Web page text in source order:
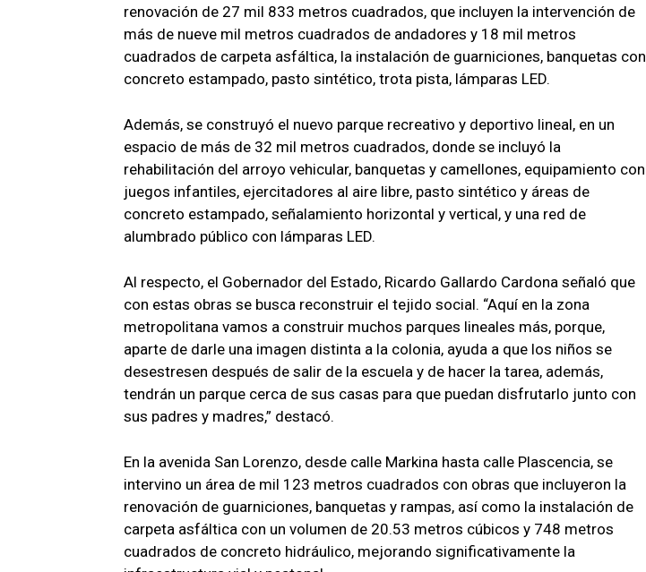
renovación de 27 mil 833 metros cuadrados, que incluyen la intervención de
más de nueve mil metros cuadrados de andadores y 18 mil metros
cuadrados de carpeta asfáltica, la instalación de guarniciones, banquetas con
concreto estampado, pasto sintético, trota pista, lámparas LED.
Además, se construyó el nuevo parque recreativo y deportivo lineal, en un
espacio de más de 32 mil metros cuadrados, donde se incluyó la
rehabilitación del arroyo vehicular, banquetas y camellones, equipamiento con
juegos infantiles, ejercitadores al aire libre, pasto sintético y áreas de
concreto estampado, señalamiento horizontal y vertical, y una red de
alumbrado público con lámparas LED.
Al respecto, el Gobernador del Estado, Ricardo Gallardo Cardona señaló que
con estas obras se busca reconstruir el tejido social. “Aquí en la zona
metropolitana vamos a construir muchos parques lineales más, porque,
aparte de darle una imagen distinta a la colonia, ayuda a que los niños se
desestresen después de salir de la escuela y de hacer la tarea, además,
tendrán un parque cerca de sus casas para que puedan disfrutarlo junto con
sus padres y madres,” destacó.
En la avenida San Lorenzo, desde calle Markina hasta calle Plascencia, se
intervino un área de mil 123 metros cuadrados con obras que incluyeron la
renovación de guarniciones, banquetas y rampas, así como la instalación de
carpeta asfáltica con un volumen de 20.53 metros cúbicos y 748 metros
cuadrados de concreto hidráulico, mejorando significativamente la